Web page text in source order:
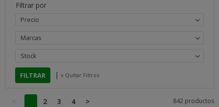
Filtrar por
Precio
Marcas
Stock
| x Quitar Filtros
1 2 3 4 > 842 productos